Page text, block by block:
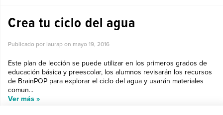
Crea tu ciclo del agua
Publicado por laurap on mayo 19, 2016
Este plan de lección se puede utilizar en los primeros grados de
educación básica y preescolar, los alumnos revisarán los recursos
de BrainPOP para explorar el ciclo del agua y usarán materiales
comun...
Ver más »